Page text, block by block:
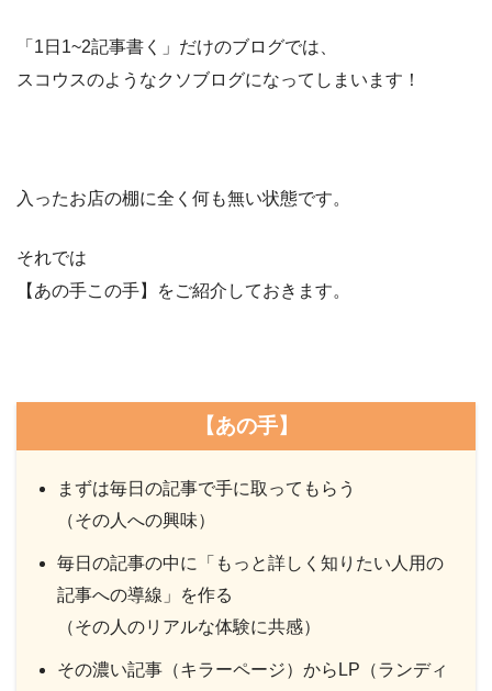
「1日1~2記事書く」だけのブログでは、
スコウスのようなクソブログになってしまいます！
入ったお店の棚に全く何も無い状態です。
それでは
【あの手この手】をご紹介しておきます。
【あの手】
まずは毎日の記事で手に取ってもらう
（その人への興味）
毎日の記事の中に「もっと詳しく知りたい人用の
記事への導線」を作る
（その人のリアルな体験に共感）
その濃い記事（キラーページ）からLP（ランディ